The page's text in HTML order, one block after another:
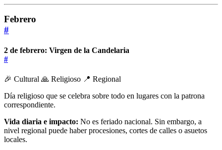
Febrero
#
2 de febrero: Virgen de la Candelaria
#
🎉 Cultural 🙏 Religioso 📍 Regional
Día religioso que se celebra sobre todo en lugares con la patrona
correspondiente.
Vida diaria e impacto: No es feriado nacional. Sin embargo, a
nivel regional puede haber procesiones, cortes de calles o asuetos
locales.